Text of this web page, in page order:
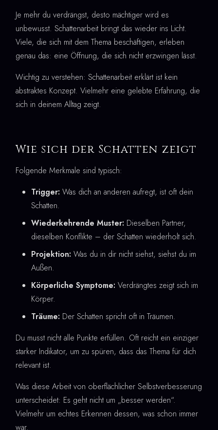
Je mehr du verdrängst, desto mächtiger wird es
unbewusst. Schattenarbeit bringt das wieder ins Licht.
Viele, die sich mit dem Thema beschäftigen, erleben
genau das: eine Öffnung, die sich nicht erzwingen lässt.
Wichtig zu verstehen: Schattenarbeit erklärt ist kein
abstraktes Konzept. Vielmehr eine gelebte Erfahrung, die
sich in deinem Alltag zeigt.
Wie sich der Schatten zeigt
Folgende Merkmale sind typisch:
Trigger: Was dich an anderen aufregt, ist oft dein
Schatten.
Wiederkehrende Muster: Dieselben Partner,
dieselben Konflikte – der Schatten wiederholt sich.
Projektion: Was du in dir nicht siehst, siehst du im
Außen.
Körperliche Symptome: Verdrängtes zeigt sich im
Körper.
Träume: Der Schatten spricht oft in Träumen.
Du musst nicht alle Punkte erfüllen. Oft reicht ein einziger
starker Indikator, um zu spüren, dass das Thema für dich
relevant ist.
Was diese Arbeit von oberflächlicher Selbstverbesserung
unterscheidet: Es geht nicht um „besser werden“.
Vielmehr um echtes Erkennen dessen, was schon immer
war.